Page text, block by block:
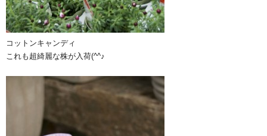
コットンキャンディ
これも超綺麗な株が入荷(^^♪